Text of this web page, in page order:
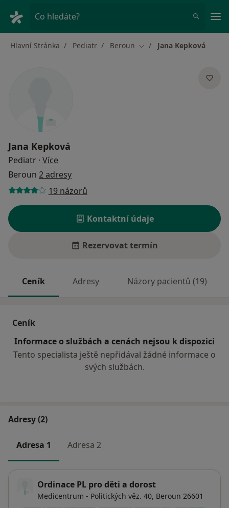
Co hledáte?
Hlavní Stránka Pediatr Beroun Změna města
Jana Kepková
Jana Kepková
Pediatr · Více
Beroun 2 adresy
19 názorů
Kontaktní údaje
Rezervovat termín
Ceník Adresy Názory pacientů (19)
Ceník
Informace o službách a cenách nejsou k dispozici
Tento specialista ještě nepřidával žádné informace o
svých službách.
Adresy (2)
Adresa 1 Adresa 2
Ordinace PL pro děti a dorost
Medicentrum - Politických věz. 40, Beroun 26601